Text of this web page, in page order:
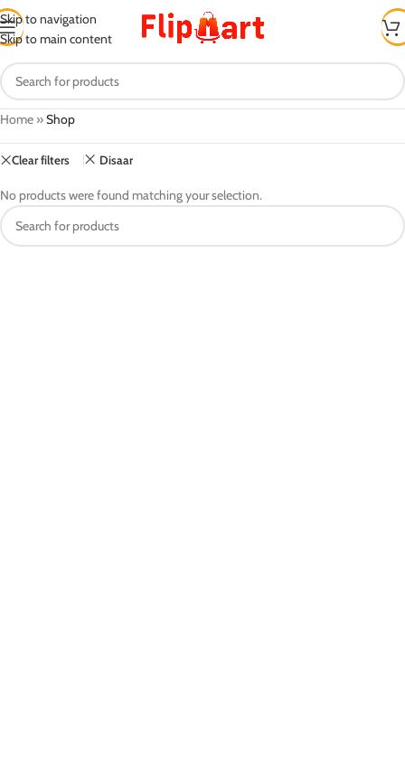
Skip to navigation
Skip to main content
Home »Shop
Clear filters Disaar
No products were found matching your selection.